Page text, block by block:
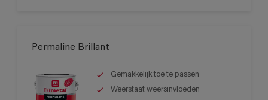
Permaline Brillant
Gemakkelijk toe te passen
Weerstaat weersinvloeden